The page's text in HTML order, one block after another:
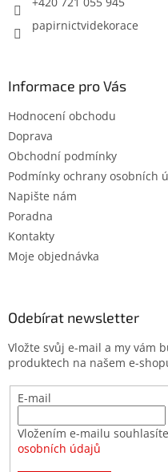
papirnictvidekorace
Informace pro Vás
Hodnocení obchodu
Doprava
Obchodní podmínky
Podmínky ochrany osobních
Napište nám
Poradna
Kontakty
Moje objednávka
Odebírat newsletter
Vložte svůj e-mail a my vám
produktech na našem e-
E-mail
Vložením e-mailu
osobních údajů